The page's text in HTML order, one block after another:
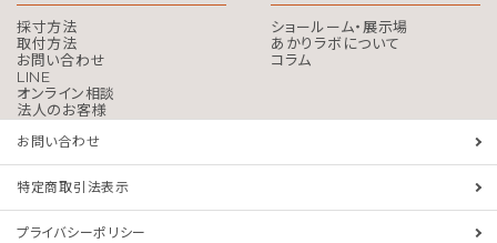
採寸方法
取付方法
お問い合わせ
LINE
オンライン相談
法人のお客様
ショールーム・展示場
あかりラボについて
コラム
お問い合わせ
特定商取引法表示
プライバシーポリシー